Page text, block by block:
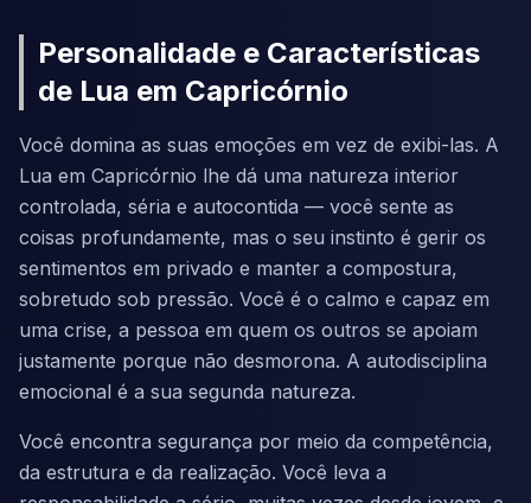
Personalidade e Características
de Lua em Capricórnio
Você domina as suas emoções em vez de exibi-las. A
Lua em Capricórnio lhe dá uma natureza interior
controlada, séria e autocontida — você sente as
coisas profundamente, mas o seu instinto é gerir os
sentimentos em privado e manter a compostura,
sobretudo sob pressão. Você é o calmo e capaz em
uma crise, a pessoa em quem os outros se apoiam
justamente porque não desmorona. A autodisciplina
emocional é a sua segunda natureza.
Você encontra segurança por meio da competência,
da estrutura e da realização. Você leva a